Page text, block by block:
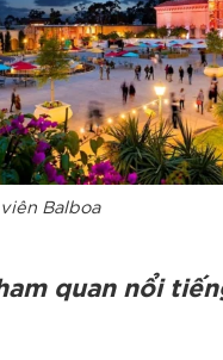
Balboa
quan nổi